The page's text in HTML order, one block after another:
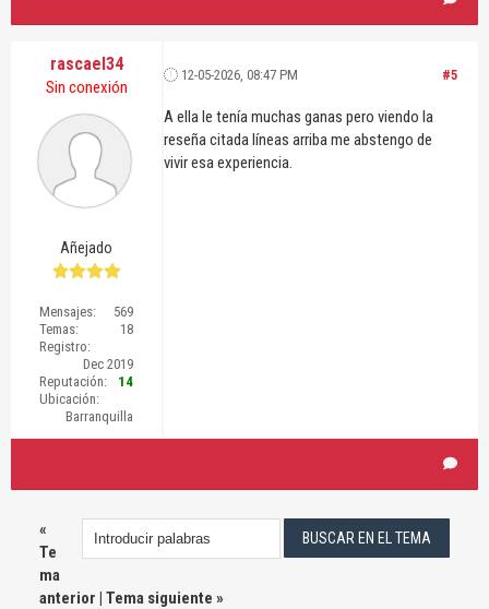
rascael34
Sin conexión
Añejado
Mensajes:
569
Temas:
18
Registro:
Dec 2019
Reputación:
14
Ubicación:
Barranquilla
#5
12-05-2026, 08:47 PM
A ella le tenía muchas ganas pero viendo la
reseña citada líneas arriba me abstengo de
vivir esa experiencia.
«
Te
ma
anterior | Tema siguiente »